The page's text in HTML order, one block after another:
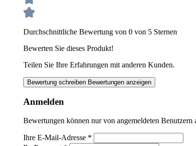
Durchschnittliche Bewertung von 0 von 5 Sternen
Bewerten Sie dieses Produkt!
Teilen Sie Ihre Erfahrungen mit anderen Kunden.
Bewertung schreiben Bewertungen anzeigen
Anmelden
Bewertungen können nur von angemeldeten
Ihre E-Mail-Adresse *